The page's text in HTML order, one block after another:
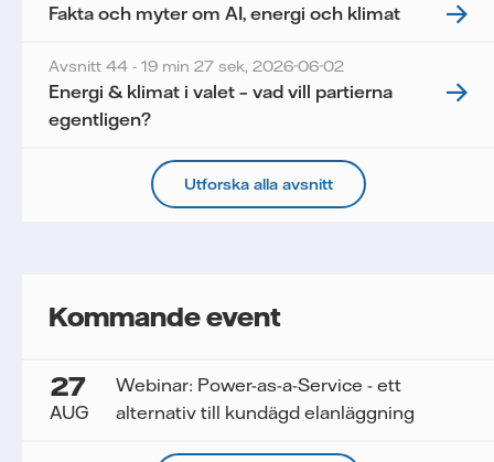
Fakta och myter om AI, energi och klimat
Avsnitt 44 - 19 min 27 sek, 2026-06-02
Energi & klimat i valet – vad vill partierna
egentligen?
Utforska alla avsnitt
Kommande event
27
AUG
Webinar: Power-as-a-Service - ett
alternativ till kundägd elanläggning